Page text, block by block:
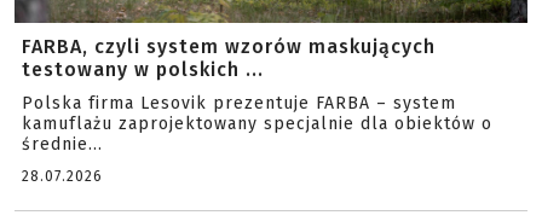
FARBA, czyli system wzorów maskujących
testowany w polskich ...
Polska firma Lesovik prezentuje FARBA – system
kamuflażu zaprojektowany specjalnie dla obiektów o
średnie...
28.07.2026